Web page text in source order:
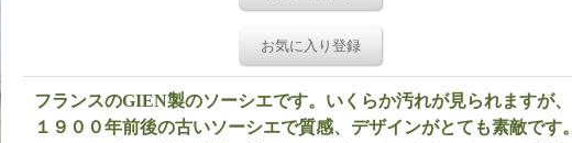
お気に入り登録
フランスのGIEN製のソーシエです。いくらか汚れが見られますが、
１９００年前後の古いソーシエで質感、デザインがとても素敵です。